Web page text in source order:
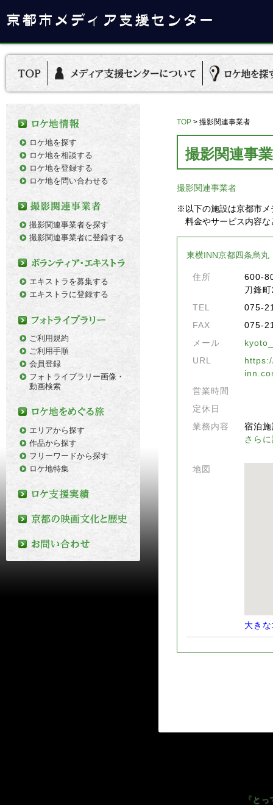
TOP > 撮影関連事業者
撮影関連事
撮影関連事業者
※以下の施設は京都市メ
料金やサービス内容
東横INN京都四条烏丸
住所
600-
刀鋒
TEL
075-
FAX
075-
メール
URL
営業時間
定休日
業務内容
宿泊
さら
地図
大き
ロケ地を探す
ロケ地を相談する
ロケ地を登録する
ロケ地を問い合わせる
撮影関連事業者を探す
撮影関連事業者に登録する
エキストラを募集する
エキストラに登録する
ご利用規約
ご利用手順
会員登録
フォトライブラリー画像・
動画検索
エリアから探す
作品から探す
フリーワードから探す
ロケ地特集
『と